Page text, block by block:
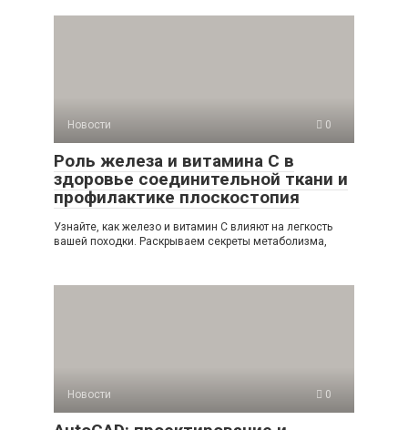
Новости 0
Роль железа и витамина С в
здоровье соединительной ткани и
профилактике плоскостопия
Узнайте, как железо и витамин С влияют на легкость
вашей походки. Раскрываем секреты метаболизма,
Новости 0